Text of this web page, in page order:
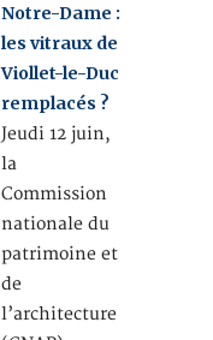
Notre-Dame :
les vitraux de
Viollet-le-Duc
remplacés ?
Jeudi 12 juin,
la
Commission
nationale du
patrimoine et
de
l’architecture